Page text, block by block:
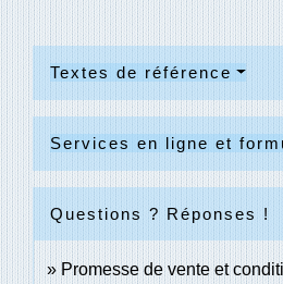
Textes de référence
Services en ligne et
Questions ? Réponses !
Promesse de vente et